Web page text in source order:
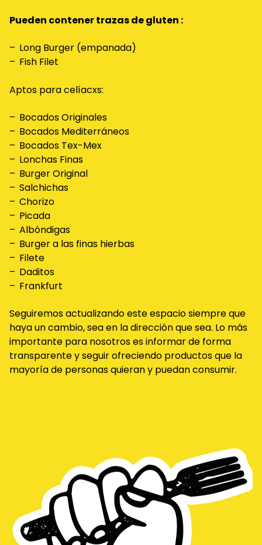
Pueden contener trazas de gluten :
Long Burger (empanada)
Fish Filet
Aptos para celíacxs:
Bocados Originales
Bocados Mediterráneos
Bocados Tex-Mex
Lonchas Finas
Burger Original
Salchichas
Chorizo
Picada
Albóndigas
Burger a las finas hierbas
Filete
Daditos
Frankfurt
Seguiremos actualizando este espacio siempre que
haya un cambio, sea en la dirección que sea. Lo más
importante para nosotros es informar de forma
transparente y seguir ofreciendo productos que la
mayoría de personas quieran y puedan consumir.